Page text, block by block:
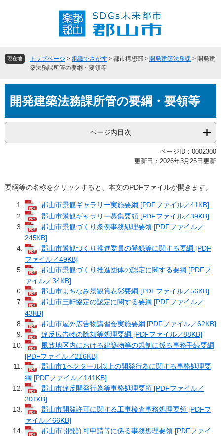
頭
飛
へ
現在地 トップページ > 組織でさがす > 都市構想部 > 開発建築法務課 > 開発建
築法務課所管の要綱・要領等
開発建築法務課所管の要綱・要領等
ページ内目次
ページID：0002300
更新日：2026年3月25日更新
要綱等の名称をクリックすると、本文のPDFファイルが開きます。
郡山市景観ギャラリー実施要綱 [PDFファイル／41KB]
郡山市景観ギャラリー募集要領 [PDFファイル／39KB]
郡山市景観づくり条例事務処理要領 [PDFファイル／
245KB]
郡山市景観づくり推進委員の登録等に関する要綱 [PDF
ファイル／49KB]
郡山市景観づくり推進団体の認定に関する要綱 [PDFフ
ァイル／34KB]
郡山市まちなみ景観賞表彰要綱 [PDFファイル／56KB]
郡山市三軒協定の認定に関する要綱 [PDFファイル／
43KB]
郡山市屋外広告物講習会実施要綱 [PDFファイル／62KB]
違反広告物の除却等処理要綱 [PDFファイル／88KB]
風致地区内における建築物等の規制に係る事務手続要綱
[PDFファイル／216KB]
郡山市1ヘクタール以上の開発行為に関する事務処理要
綱 [PDFファイル／141KB]
郡山市違反開発行為等事務処理要領 [PDFファイル／
201KB]
郡山市開発許可に関する工事検査事務処理要領 [PDFフ
ァイル／66KB]
郡山市開発許可申請等に係る事務処理要領 [PDFファイ